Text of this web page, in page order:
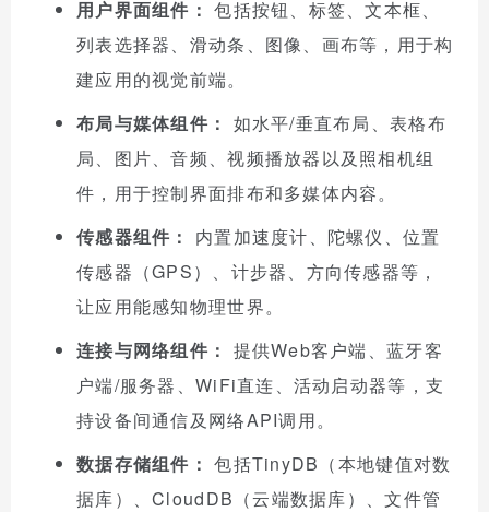
用户界面组件： 包括按钮、标签、文本框、
列表选择器、滑动条、图像、画布等，用于构
建应用的视觉前端。
布局与媒体组件： 如水平/垂直布局、表格布
局、图片、音频、视频播放器以及照相机组
件，用于控制界面排布和多媒体内容。
传感器组件：
内置加速度计、陀螺仪、位置
传感器（GPS）、计步器、方向传感器等，
让应用能感知物理世界。
连接与网络组件： 提供Web客户端、蓝牙客
户端/服务器、WiFi直连、活动启动器等，支
持设备间通信及网络API调用。
数据存储组件： 包括TinyDB（本地键值对数
据库）、CloudDB（云端数据库）、文件管